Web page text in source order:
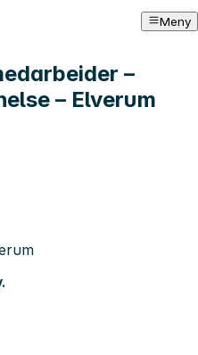
Meny
–
– Elverum